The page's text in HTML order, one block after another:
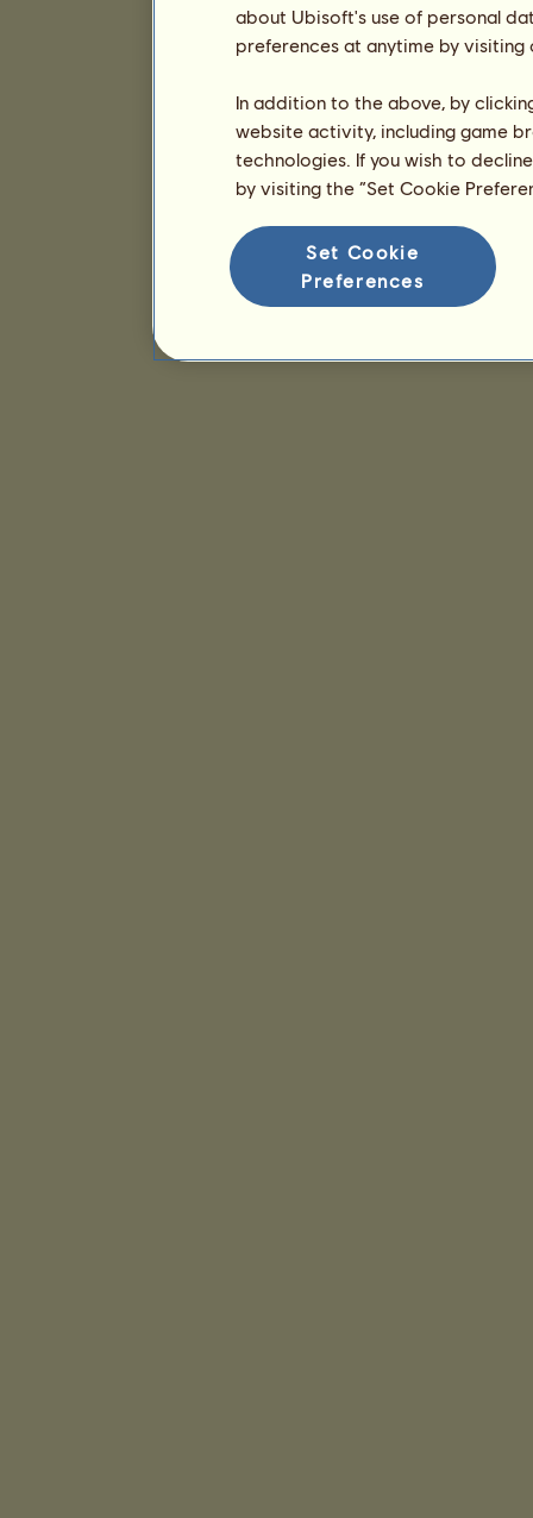
about Ubisoft's use of personal
preferences at anytime by
In addition to the above, by
website activity, including game
technologies. If you wish to
by visiting the “Set Cookie
Set Cookie
Preferences